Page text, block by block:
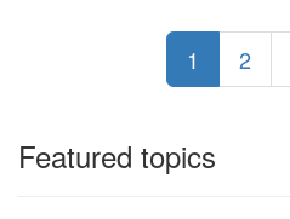
1 2
Featured topics